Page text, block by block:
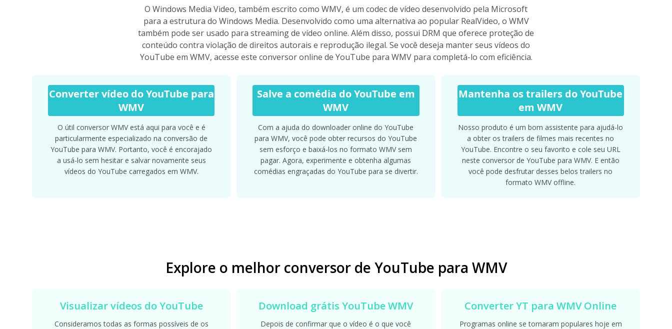
O Windows Media Video, também escrito como WMV, é um codec de vídeo desenvolvido pela Microsoft
para a estrutura do Windows Media. Desenvolvido como uma alternativa ao popular RealVideo, o WMV
também pode ser usado para streaming de vídeo online. Além disso, possui DRM que oferece proteção de
conteúdo contra violação de direitos autorais e reprodução ilegal. Se você deseja manter seus vídeos do
YouTube em WMV, acesse este conversor online de YouTube para WMV para completá-lo com eficiência.
Converter vídeo do YouTube para
WMV
O útil conversor WMV está aqui para você e é
particularmente especializado na conversão de
YouTube para WMV. Portanto, você é encorajado
a usá-lo sem hesitar e salvar novamente seus
vídeos do YouTube carregados em WMV.
Salve a comédia do YouTube em
WMV
Com a ajuda do downloader online do YouTube
para WMV, você pode obter recursos do YouTube
sem esforço e baixá-los no formato WMV sem
pagar. Agora, experimente e obtenha algumas
comédias engraçadas do YouTube para se divertir.
Mantenha os trailers do YouTube
em WMV
Nosso produto é um bom assistente para ajudá-lo
a obter os trailers de filmes mais recentes no
YouTube. Encontre o seu favorito e cole seu URL
neste conversor de YouTube para WMV. E então
você pode desfrutar desses belos trailers no
formato WMV offline.
Explore o melhor conversor de YouTube para WMV
Visualizar vídeos do YouTube
Consideramos todas as formas possíveis de os
Download grátis YouTube WMV
Depois de confirmar que o vídeo é o que você
Converter YT para WMV Online
Programas online se tornaram populares hoje em